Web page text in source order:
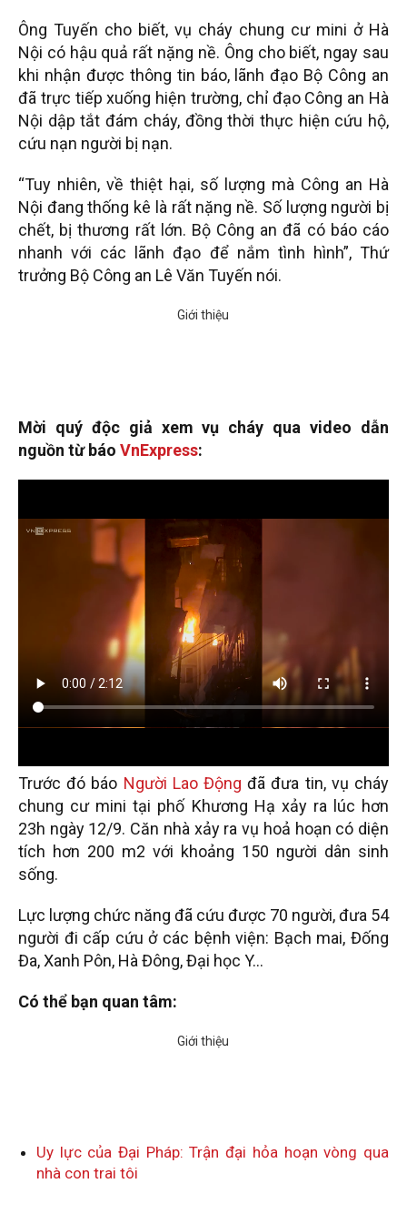
Ông Tuyến cho biết, vụ cháy chung cư mini ở Hà
Nội có hậu quả rất nặng nề. Ông cho biết, ngay sau
khi nhận được thông tin báo, lãnh đạo Bộ Công an
đã trực tiếp xuống hiện trường, chỉ đạo Công an Hà
Nội dập tắt đám cháy, đồng thời thực hiện cứu hộ,
cứu nạn người bị nạn.
“Tuy nhiên, về thiệt hại, số lượng mà Công an Hà
Nội đang thống kê là rất nặng nề. Số lượng người bị
chết, bị thương rất lớn. Bộ Công an đã có báo cáo
nhanh với các lãnh đạo để nắm tình hình”, Thứ
trưởng Bộ Công an Lê Văn Tuyến nói.
Mời quý độc giả xem vụ cháy qua video dẫn
nguồn từ báo VnExpress:
Trước đó báo Người Lao Động đã đưa tin, vụ cháy
chung cư mini tại phố Khương Hạ xảy ra lúc hơn
23h ngày 12/9. Căn nhà xảy ra vụ hoả hoạn có diện
tích hơn 200 m2 với khoảng 150 người dân sinh
sống.
Lực lượng chức năng đã cứu được 70 người, đưa 54
người đi cấp cứu ở các bệnh viện: Bạch mai, Đống
Đa, Xanh Pôn, Hà Đông, Đại học Y…
Có thể bạn quan tâm:
Uy lực của Đại Pháp: Trận đại hỏa hoạn vòng qua
nhà con trai tôi